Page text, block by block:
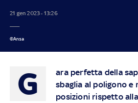
21 gen 2023 - 13:26
©Ansa
G
ara perfetta della
sbaglia al poligono e
posizioni rispetto